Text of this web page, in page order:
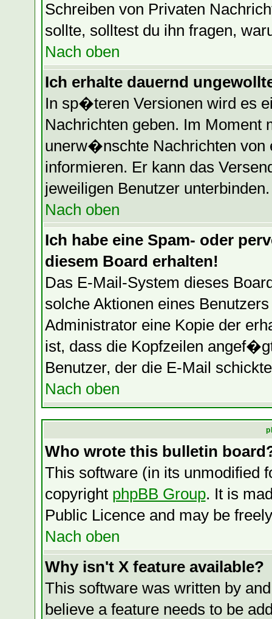
Schreiben von Privaten
sollte, solltest du ihn fragen,
Nach oben
Ich erhalte dauernd
In sp�teren Versionen wird es
Nachrichten geben. Im Moment
unerw�nschte Nachrichten
informieren. Er kann das
jeweiligen Benutzer unterbinden.
Nach oben
Ich habe eine Spam- oder
diesem Board erhalten!
Das E-Mail-System dieses
solche Aktionen eines
Administrator eine Kopie der
ist, dass die Kopfzeilen
Benutzer, der die E-Mail
Nach oben
Who wrote this bulletin
This software (in its unmodified
copyright phpBB Group. It is
Public Licence and may be
Nach oben
Why isn't X feature available?
This software was written by
believe a feature needs to be